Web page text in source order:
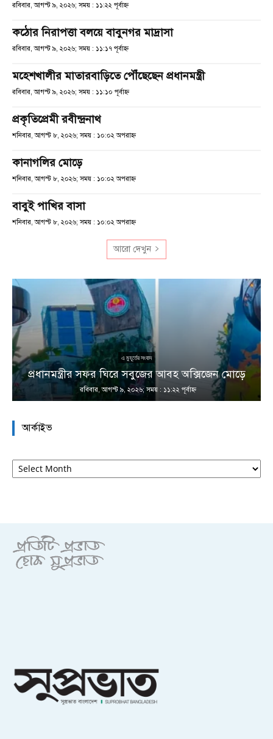
রবিবার, আগস্ট ৯, ২০২৬; সময় : ১১:২২ পূর্বাহ্ণ
কঠোর নিরাপত্তা বলয়ে বাবুনগর মাদ্রাসা
রবিবার, আগস্ট ৯, ২০২৬; সময় : ১১:১৭ পূর্বাহ্ণ
মহেশখালীর মাতারবাড়িতে পৌঁছেছেন প্রধানমন্ত্রী
রবিবার, আগস্ট ৯, ২০২৬; সময় : ১১:১০ পূর্বাহ্ণ
প্রকৃতিপ্রেমী রবীন্দ্রনাথ
শনিবার, আগস্ট ৮, ২০২৬; সময় : ১০:০২ অপরাহ্ণ
কানাগলির মোড়ে
শনিবার, আগস্ট ৮, ২০২৬; সময় : ১০:০২ অপরাহ্ণ
বাবুই পাখির বাসা
শনিবার, আগস্ট ৮, ২০২৬; সময় : ১০:০২ অপরাহ্ণ
আরো দেখুন
এ মুহূর্তের সংবাদ
প্রধানমন্ত্রীর সফর ঘিরে সবুজের আবহ অক্সিজেন মোড়ে
রবিবার, আগস্ট ৯, ২০২৬; সময় : ১১:২২ পূর্বাহ্ণ
আর্কাইভ
আর্কাইভ